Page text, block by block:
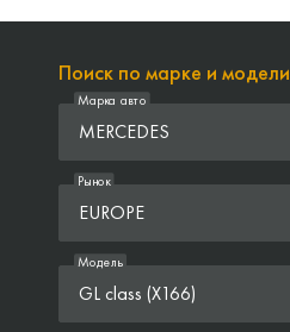
Поиск по марке и модели
MERCEDES
Марка авто
EUROPE
Рынок
GL class (X166)
Модель